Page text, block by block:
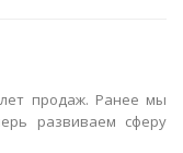
продаж. Ранее мы
развиваем сферу